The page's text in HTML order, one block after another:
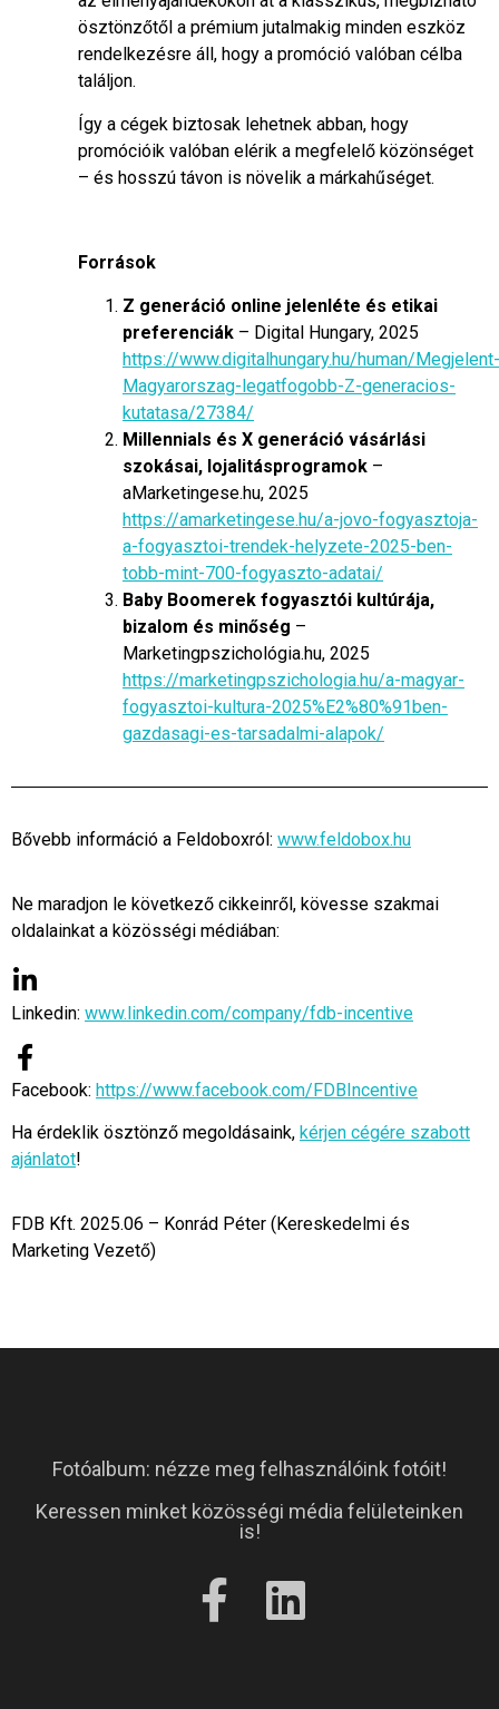
ösztönzőtől a prémium jutalmakig minden eszköz
rendelkezésre áll, hogy a promóció valóban célba
találjon.
Így a cégek biztosak lehetnek abban, hogy
promócióik valóban elérik a megfelelő közönséget
– és hosszú távon is növelik a márkahűséget.
Források
Z generáció online jelenléte és etikai
preferenciák – Digital Hungary, 2025
https://www.digitalhungary.hu/human/Megjelent-
Magyarorszag-legatfogobb-Z-generacios-
kutatasa/27384/
Millennials és X generáció vásárlási
szokásai, lojalitásprogramok –
aMarketingese.hu, 2025
https://amarketingese.hu/a-jovo-fogyasztoja-
a-fogyasztoi-trendek-helyzete-2025-ben-
tobb-mint-700-fogyaszto-adatai/
Baby Boomerek fogyasztói kultúrája,
bizalom és minőség –
Marketingpszichológia.hu, 2025
https://marketingpszichologia.hu/a-magyar-
fogyasztoi-kultura-2025%E2%80%91ben-
gazdasagi-es-tarsadalmi-alapok/
Bővebb információ a Feldoboxról: www.feldobox.hu
Ne maradjon le következő cikkeinről, kövesse szakmai
oldalainkat a közösségi médiában:
Linkedin: www.linkedin.com/company/fdb-incentive
Facebook: https://www.facebook.com/FDBIncentive
Ha érdeklik ösztönző megoldásaink, kérjen cégére szabott
ajánlatot!
FDB Kft. 2025.06 – Konrád Péter (Kereskedelmi és
Marketing Vezető)
Fotóalbum: nézze meg felhasználóink fotóit!
Keressen minket közösségi média felületeinken
is!